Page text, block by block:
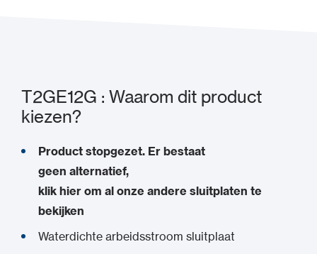
T2GE12G : Waarom dit product
kiezen?
Product stopgezet. Er bestaat
geen alternatief,
klik hier om al onze andere sluitplaten te
bekijken
Waterdichte arbeidsstroom sluitplaat